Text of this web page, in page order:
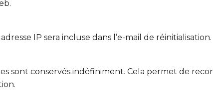
IP sera incluse dans l’e-mail de réinitialisation.
sont conservés indéfiniment. Cela permet de